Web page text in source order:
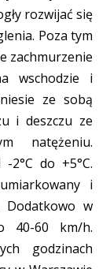
rozwijać się
Poza tym
zachmurzenie
wschodzie i
ze sobą
i deszczu ze
natężeniu.
2°C do +5°C.
i
Dodatkowo w
40-60 km/h.
godzinach